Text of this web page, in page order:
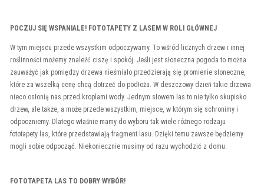
POCZUJ SIĘ WSPANIALE! FOTOTAPETY Z LASEM W ROLI GŁÓWNEJ
W tym miejscu przede wszystkim odpoczywamy. To wśród licznych drzew i innej
roślinności możemy znaleźć ciszę i spokój. Jeśli jest słoneczna pogoda to można
zauważyć jak pomiędzy drzewa nieśmiało przedzierają się promienie słoneczne,
które za wszelką cenę chcą dotrzeć do podłoża. W deszczowy dzień takie drzewa
nieco osłonią nas przed kroplami wody. Jednym słowem las to nie tylko skupisko
drzew, ale także, a może przede wszystkim, miejsce, w którym się schronimy i
odpoczniemy. Dlatego właśnie mamy do wyboru tak wiele różnego rodzaju
fototapety las, które przedstawiają fragment lasu. Dzięki temu zawsze będziemy
mogli sobie odpocząć. Niekoniecznie musimy od razu wychodzić z domu.
FOTOTAPETA LAS TO DOBRY WYBÓR!